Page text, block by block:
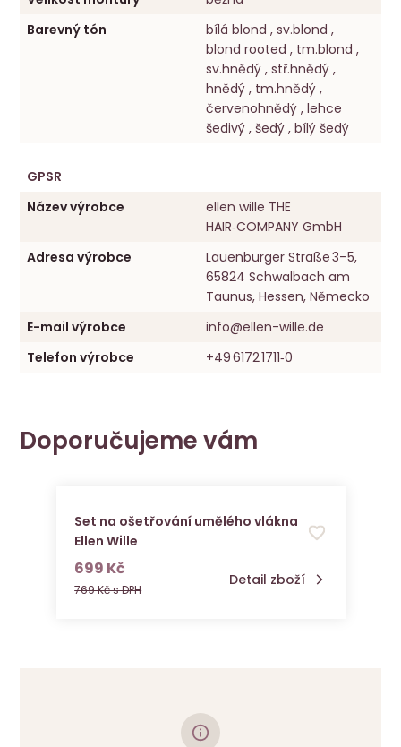
Barevný tón
bílá blond , sv.blond ,
blond rooted , tm.blond ,
sv.hnědý , stř.hnědý ,
hnědý , tm.hnědý ,
červenohnědý , lehce
šedivý , šedý , bílý šedý
GPSR
Název výrobce
ellen wille THE
HAIR‑COMPANY GmbH
Adresa výrobce
Lauenburger Straße 3–5,
65824 Schwalbach am
Taunus, Hessen, Německo
E-mail výrobce
info@ellen-wille.de
Telefon výrobce
+49 6172 1711‑0
Doporučujeme vám
Set na ošetřování umělého vlákna
Ellen Wille
699 Kč
769 Kč s DPH
Detail zboží